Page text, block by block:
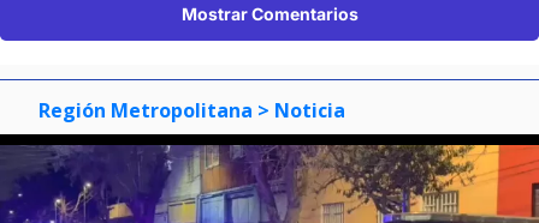
Mostrar Comentarios
Región Metropolitana > Noticia